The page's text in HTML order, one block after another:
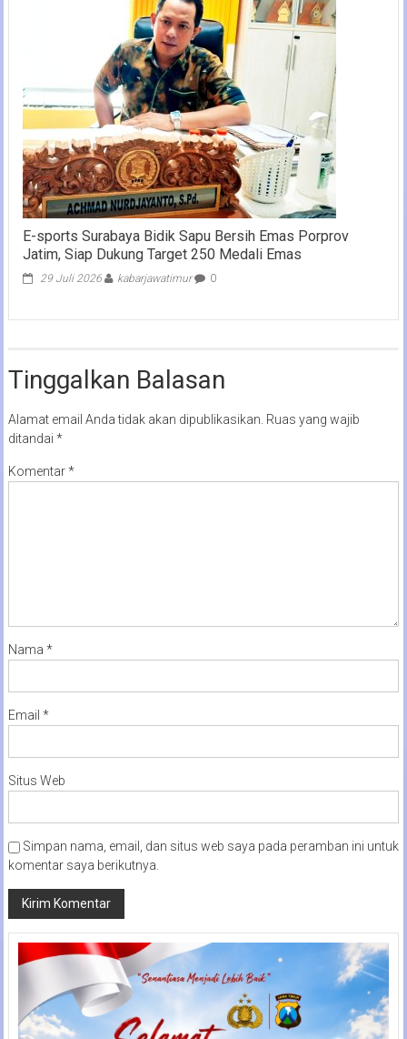
E-sports Surabaya Bidik Sapu Bersih Emas Porprov
Jatim, Siap Dukung Target 250 Medali Emas
29 Juli 2026 kabarjawatimur 0
Tinggalkan Balasan
Alamat email Anda tidak akan dipublikasikan. Ruas yang wajib
ditandai *
Komentar*
Nama *
Email *
Situs Web
Simpan nama, email, dan situs web saya pada peramban ini untuk
komentar saya berikutnya.